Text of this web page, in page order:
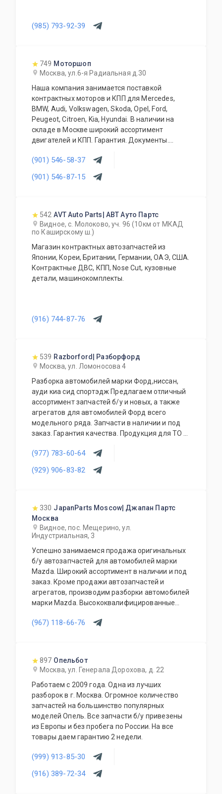
(985) 793-92-39
749 Моторшоп
Москва, ул.6-я Радиальная д.30
Наша компания занимается поставкой
контрактных моторов и КПП для Mercedes,
BMW, Audi, Volkswagen, Skoda, Opel, Ford,
Peugeot, Citroen, Kia, Hyundai. В наличии на
складе в Москве широкий ассортимент
двигателей и КПП. Гарантия. Документы.
регионами. Контрактные запчасти (кузовные
элементы, трансмиссия, ходовая часть,
тормозная система, электрика, оптика,
(901) 546-58-37
(901) 546-87-15
542 AVT Auto Parts| АВТ Ауто Партс
Видное, с. Молоково, уч. 96 (10км от МКАД
по Каширскому ш.)
Магазин контрактных автозапчастей из
Японии, Кореи, Британии, Германии, ОАЭ, США.
Контрактные ДВС, КПП, Nose Cut, кузовные
детали, машинокомплекты.
(916) 744-87-76
539 Razborford| Разборфорд
Москва, ул. Ломоносова 4
Разборка автомобилей марки Форд,ниссан,
ауди киа сид спортэдж Предлагаем отличный
ассортимент запчастей б/у и новых, а также
агрегатов для автомобилей Форд всего
модельного ряда. Запчасти в наличии и под
заказ. Гарантия качества. Продукция для ТО и
автомобилей. Доступные цены. Работа с
региональными клиентами. Приезжайте к нам
- квалифицированные специалисты помогут с
(977) 783-60-64
(929) 906-83-82
330 JapanParts Moscow| Джапан Партс
Москва
Видное, пос. Мещерино, ул.
Индустриальная, 3
Успешно занимаемся продажа оригинальных
б/у автозапчастей для автомобилей марки
Mazda. Широкий ассортимент в наличии и под
заказ. Кроме продажи автозапчастей и
агрегатов, производим разборки автомобилей
марки Mazda. Высококвалифицированные
его виды. В нашем автосервисе проводится
дополнительное оборудование для Вашего
автомобиля. Гарантия качества на все услуги
и продукцию. Квалифицированные
специалисты. Мы работаем для Вас каждый
день.
(967) 118-66-76
897 Опельбот
Москва, ул. Генерала Дорохова, д. 22
Работаем с 2009 года. Одна из лучших
разборок в г. Москва. Огромное количество
запчастей на большинство популярных
моделей Опель. Все запчасти б/у привезены
из Европы и без пробега по России. На все
товары даем гарантию 2 недели.
(999) 913-85-30
(916) 389-72-34